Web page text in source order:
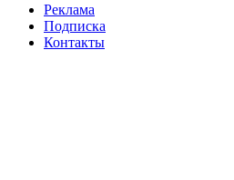
Реклама
Подписка
Контакты